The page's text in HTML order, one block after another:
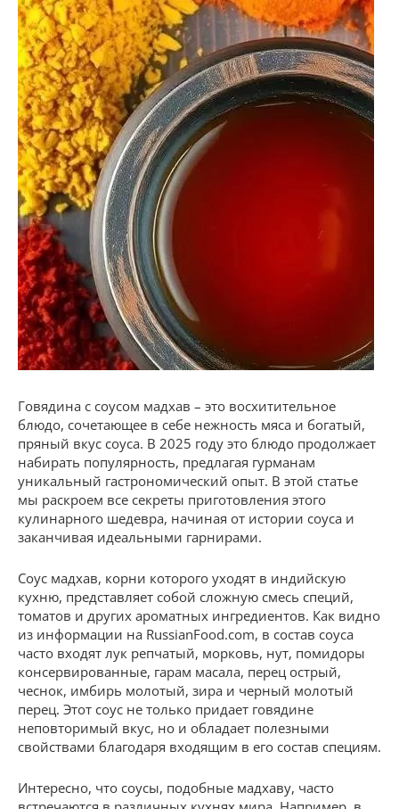
Говядина с соусом мадхав – это восхитительное
блюдо, сочетающее в себе нежность мяса и богатый,
пряный вкус соуса. В 2025 году это блюдо продолжает
набирать популярность, предлагая гурманам
уникальный гастрономический опыт. В этой статье
мы раскроем все секреты приготовления этого
кулинарного шедевра, начиная от истории соуса и
заканчивая идеальными гарнирами.
Соус мадхав, корни которого уходят в индийскую
кухню, представляет собой сложную смесь специй,
томатов и других ароматных ингредиентов. Как видно
из информации на RussianFood.com, в состав соуса
часто входят лук репчатый, морковь, нут, помидоры
консервированные, гарам масала, перец острый,
чеснок, имбирь молотый, зира и черный молотый
перец. Этот соус не только придает говядине
неповторимый вкус, но и обладает полезными
свойствами благодаря входящим в его состав специям.
Интересно, что соусы, подобные мадхаву, часто